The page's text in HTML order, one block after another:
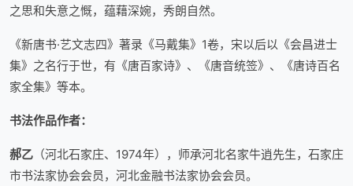
之思和失意之慨，蕴藉深婉，秀朗自然。
《新唐书·艺文志四》著录《马戴集》1卷，宋以后以《会昌进士
集》之名行于世，有《唐百家诗》、《唐音统签》、《唐诗百名
家全集》等本。
书法作品作者：
郝乙 （河北石家庄、1974年），师承河北名家牛逍先生，石家庄
市书法家协会会员，河北金融书法家协会会员。